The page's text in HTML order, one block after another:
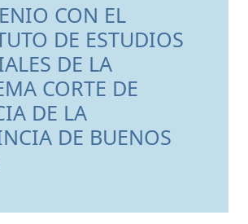
CON EL
DE ESTUDIOS
DE LA
CORTE DE
DE LA
DE BUENOS